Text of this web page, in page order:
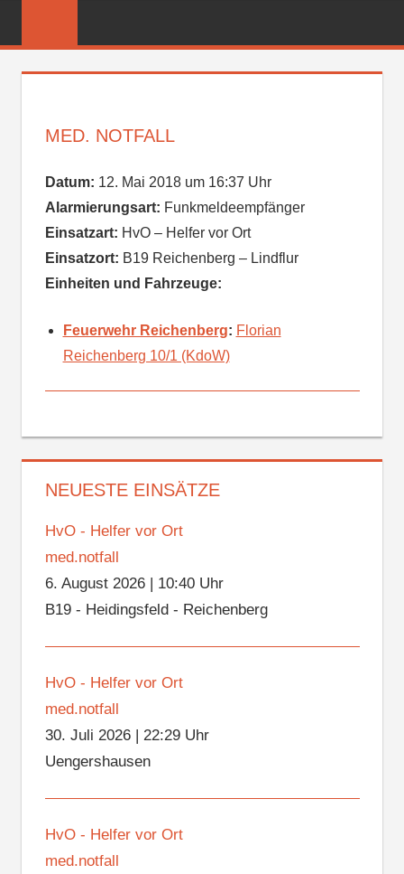
FEUERWEHR
MED. NOTFALL
Datum: 12. Mai 2018 um 16:37 Uhr
Alarmierungsart: Funkmeldeempfänger
Einsatzart: HvO – Helfer vor Ort
Einsatzort: B19 Reichenberg – Lindflur
Einheiten und Fahrzeuge:
Feuerwehr Reichenberg: Florian
Reichenberg 10/1 (KdoW)
NEUESTE EINSÄTZE
HvO - Helfer vor Ort
med.notfall
6. August 2026| 10:40 Uhr
B19 - Heidingsfeld - Reichenberg
HvO - Helfer vor Ort
med.notfall
30. Juli 2026| 22:29 Uhr
Uengershausen
HvO - Helfer vor Ort
med.notfall